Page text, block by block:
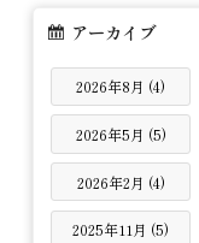
アーカイブ
2026年8月 (4)
2026年5月 (5)
2026年2月 (4)
2025年11月 (5)